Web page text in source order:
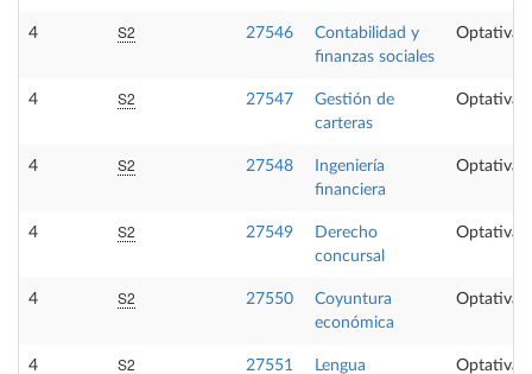
4 S2 27546
Contabilidad y
finanzas sociales
Optativa
4 S2 27547
Gestión de
carteras
Optativa
4 S2 27548
Ingeniería
financiera
Optativa
4 S2 27549
Derecho
concursal
Optativa
4 S2 27550
Coyuntura
económica
Optativa
4 S2 27551
Lengua
Optativa